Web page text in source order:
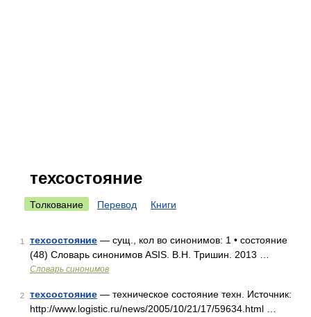
техсостояние
Толкование Перевод Книги
1 техсостояние — сущ., кол во синонимов: 1 • состояние
(48) Словарь синонимов ASIS. В.Н. Тришин. 2013 …
Словарь синонимов
2 техсостояние — техническое состояние техн. Источник:
http://www.logistic.ru/news/2005/10/21/17/59634.html …